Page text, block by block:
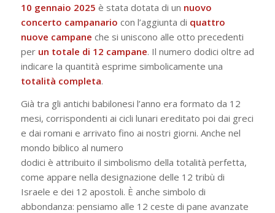
10 gennaio 2025 è stata dotata di un nuovo
concerto campanario con l’aggiunta di quattro
nuove campane che si uniscono alle otto precedenti
per un totale di 12 campane. Il numero dodici oltre ad
indicare la quantità esprime simbolicamente una
totalità completa.
Già tra gli antichi babilonesi l’anno era formato da 12
mesi, corrispondenti ai cicli lunari ereditato poi dai greci
e dai romani e arrivato fino ai nostri giorni. Anche nel
mondo biblico al numero
dodici è attribuito il simbolismo della totalità perfetta,
come appare nella designazione delle 12 tribù di
Israele e dei 12 apostoli. È anche simbolo di
abbondanza: pensiamo alle 12 ceste di pane avanzate